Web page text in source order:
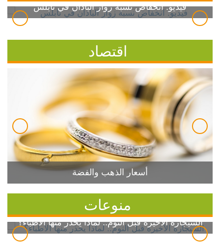
فيديو: انخفاض نسبة زوار الباذان في نابلس
اقتصاد
أسعار الذهب والفضة
منوعات
السيجارة الأخيرة قبل النوم.. لماذا يحذر منها الأطباء؟